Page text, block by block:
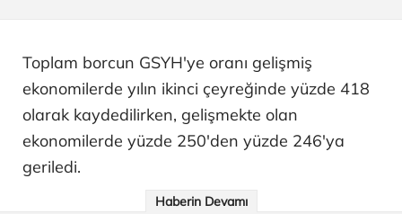
Toplam borcun GSYH'ye oranı gelişmiş
ekonomilerde yılın ikinci çeyreğinde yüzde 418
olarak kaydedilirken, gelişmekte olan
ekonomilerde yüzde 250'den yüzde 246'ya
geriledi.
Haberin Devamı